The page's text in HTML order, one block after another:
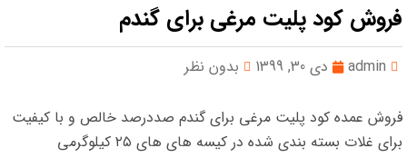
فروش کود پلیت مرغی برای گندم
admin دی 30, 1399 بدون نظر
فروش عمده کود پلیت مرغی برای گندم صددرصد خالص و با کیفیت
برای غلات بسته بندی شده در کیسه های های ۲۵ کیلوگرمی